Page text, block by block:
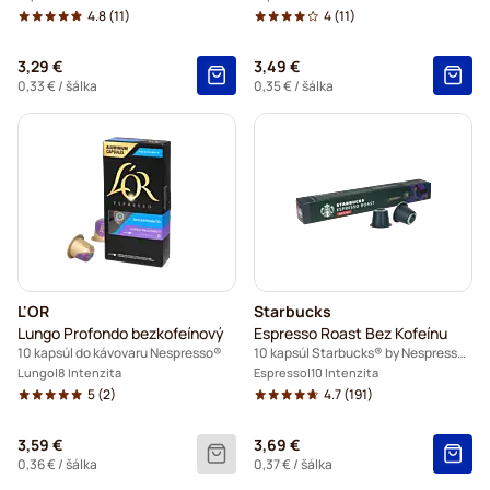
4.8(11)
3,29 €
0,33 €/ šálka
4(11)
3,49 €
0,35 €/ šálka
L'OR
Lungo Profondo bezkofeínový
10 kapsúl do kávovaru Nespresso®
Lungo 8 Intenzita
5(2)
3,59 €
0,36 €/ šálka
Starbucks
Espresso Roast Bez Kofeínu
10 kapsúl Starbucks® by Nespresso®
Espresso 10 Intenzita
4.7(191)
3,69 €
0,37 €/ šálka